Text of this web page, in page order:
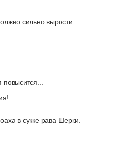
сильно вырости
в сукке рава Шерки.